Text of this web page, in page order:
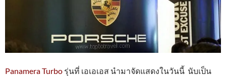
Panamera Turbo รุ่นที่ เอเอเอส นำมาจัดแสดงในวันนี้ นับเป็น